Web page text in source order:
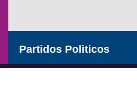
Partidos Politicos